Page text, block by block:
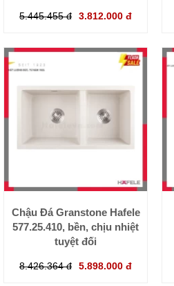
5.445.455 đ 3.812.000 đ
Chậu Đá Granstone Hafele
577.25.410, bền, chịu nhiệt
tuyệt đối
8.426.364 đ 5.898.000 đ